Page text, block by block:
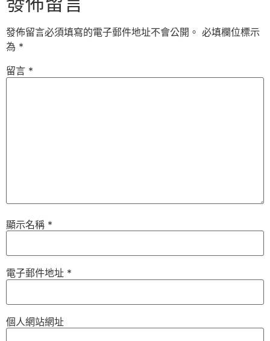
發佈留言必須填寫的電子郵件地址不會公開。 必填欄位標示
為 *
留言 *
顯示名稱 *
電子郵件地址 *
個人網站網址